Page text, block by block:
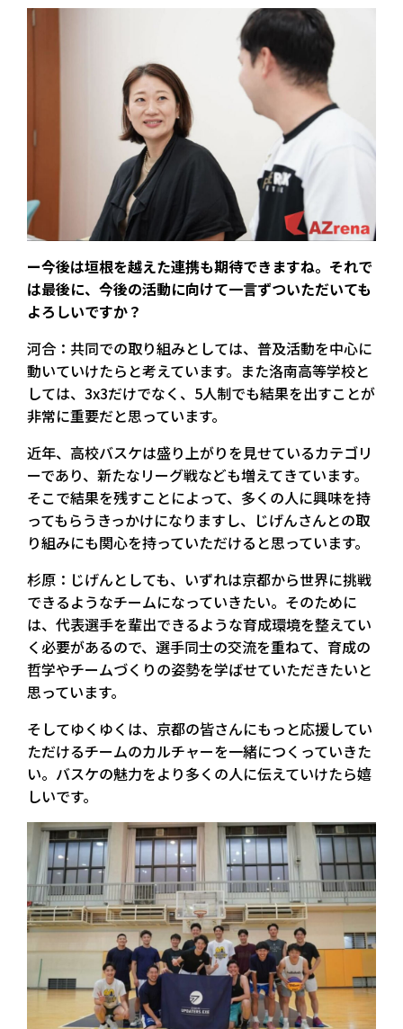
ー今後は垣根を越えた連携も期待できますね。それで
は最後に、今後の活動に向けて一言ずついただいても
よろしいですか？
河合：共同での取り組みとしては、普及活動を中心に
動いていけたらと考えています。また洛南高等学校と
しては、3x3だけでなく、5人制でも結果を出すことが
非常に重要だと思っています。
近年、高校バスケは盛り上がりを見せているカテゴリ
ーであり、新たなリーグ戦なども増えてきています。
そこで結果を残すことによって、多くの人に興味を持
ってもらうきっかけになりますし、じげんさんとの取
り組みにも関心を持っていただけると思っています。
杉原：じげんとしても、いずれは京都から世界に挑戦
できるようなチームになっていきたい。そのために
は、代表選手を輩出できるような育成環境を整えてい
く必要があるので、選手同士の交流を重ねて、育成の
哲学やチームづくりの姿勢を学ばせていただきたいと
思っています。
そしてゆくゆくは、京都の皆さんにもっと応援してい
ただけるチームのカルチャーを一緒につくっていきた
い。バスケの魅力をより多くの人に伝えていけたら嬉
しいです。